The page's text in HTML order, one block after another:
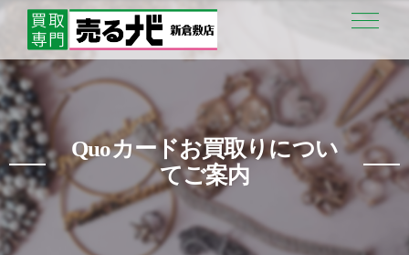
Quoカードお買取りについ
てご案内